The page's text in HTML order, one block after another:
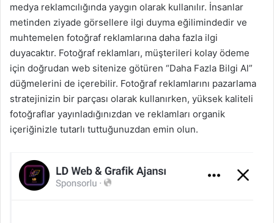
medya reklamcılığında yaygın olarak kullanılır. İnsanlar
metinden ziyade görsellere ilgi duyma eğilimindedir ve
muhtemelen fotoğraf reklamlarına daha fazla ilgi
duyacaktır. Fotoğraf reklamları, müşterileri kolay ödeme
için doğrudan web sitenize götüren “Daha Fazla Bilgi Al”
düğmelerini de içerebilir. Fotoğraf reklamlarını pazarlama
stratejinizin bir parçası olarak kullanırken, yüksek kaliteli
fotoğraflar yayınladığınızdan ve reklamları organik
içeriğinizle tutarlı tuttuğunuzdan emin olun.